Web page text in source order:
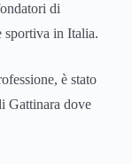
di
sportiva in Italia.
è stato
Gattinara dove